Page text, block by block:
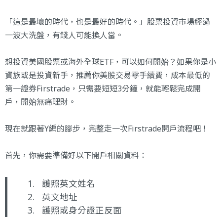
「這是最壞的時代，也是最好的時代。」股票投資市場經過
一波大洗盤，有錢人可能換人當。
想投資美國股票或海外全球ETF，可以如何開始？如果你是小
資族或是投資新手，推薦你美股交易零手續費，成本最低的
第一證券Firstrade ，只需要短短3分鐘，就能輕鬆完成開
戶，開始無痛理財。
現在就跟著Y編的腳步，完整走一次Firstrade開戶流程吧！
首先，你需要準備好以下開戶相關資料：
護照英文姓名
英文地址
護照或身分證正反面